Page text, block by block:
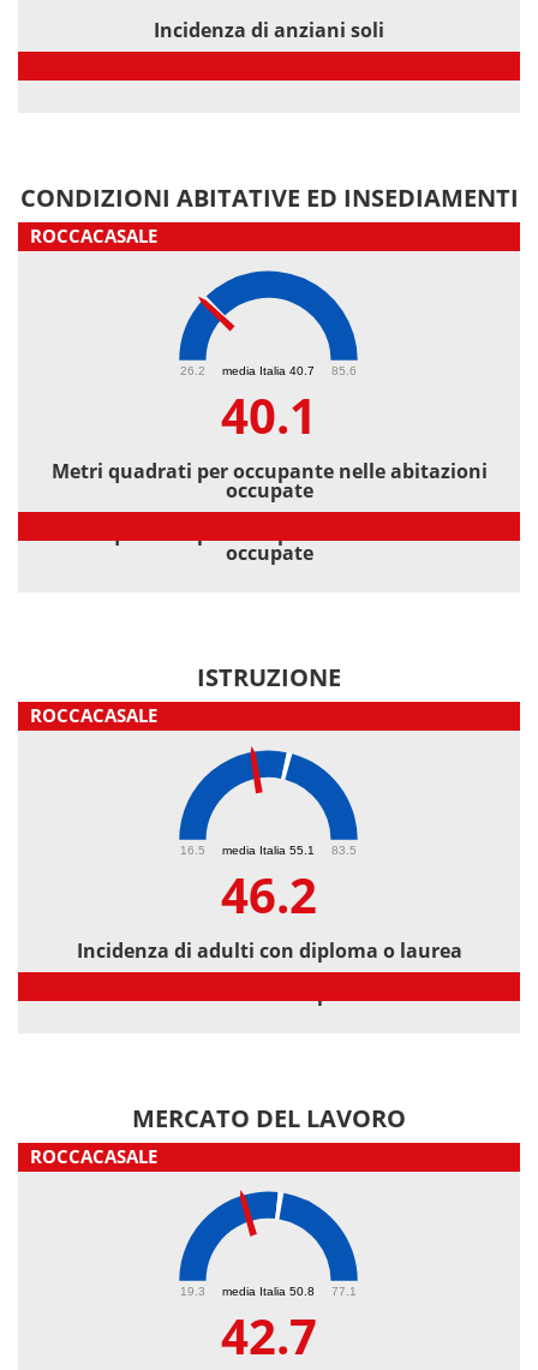
Incidenza di anziani soli
CONDIZIONI ABITATIVE ED INSEDIAMENTI
ROCCACASALE
media Italia 40.7
26.2 85.6
40.1
Metri quadrati per occupante nelle abitazioni
occupate
occupate
ISTRUZIONE
ROCCACASALE
media Italia 55.1
16.5 83.5
46.2
Incidenza di adulti con diploma o laurea
MERCATO DEL LAVORO
ROCCACASALE
media Italia 50.8
19.3 77.1
42.7